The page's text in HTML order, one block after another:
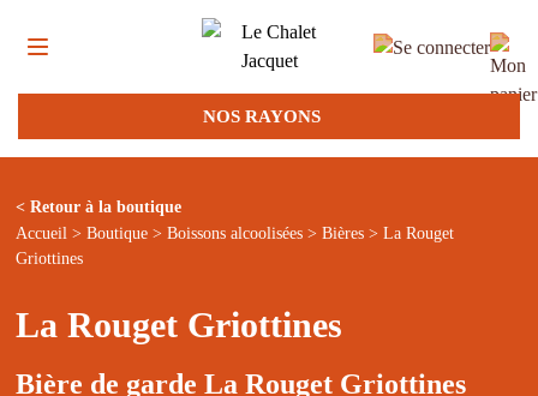
NOS RAYONS
< Retour à la boutique
Accueil > Boutique > Boissons alcoolisées > Bières > La Rouget
Griottines
La Rouget Griottines
Bière de garde La Rouget Griottines